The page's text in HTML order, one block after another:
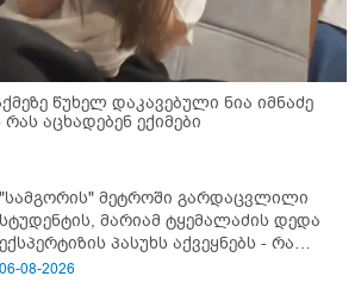
წუხელ დაკავებული ნია იმნაძე
აცხადებენ ექიმები
"სამგორის" მეტროში გარდაცვლილი
სტუდენტის, მარიამ ტყემალაძის დედა
ექსპერტიზის პასუხს აქვეყნებს - რა
გახდა გოგონას გარდაცვალების მიზეზი?
06-08-2026